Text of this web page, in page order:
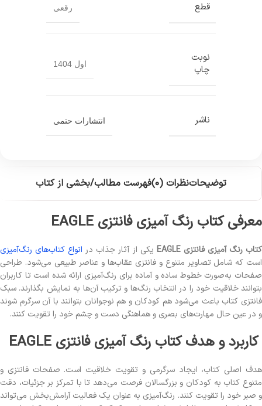
قطع رقعی
نوبت
چاپ
اول 1404
ناشر انتشارات حتمی
توضیحاتنظرات (0) فهرست مطالب/بخشی از کتاب
معرفی کتاب رنگ آمیزی فانتزی EAGLE
کتاب رنگ آمیزی فانتزی EAGLE یکی از آثار جذاب در انواع کتاب‌های رنگ‌آمیزی
است که شامل تصاویر متنوع و فانتزی عقاب‌ها و عناصر طبیعی می‌شود. طراحی
صفحات به‌صورت خطوط ساده و آماده برای رنگ‌آمیزی ارائه شده است تا کاربران
بتوانند خلاقیت خود را در انتخاب رنگ‌ها و ترکیب آن‌ها به نمایش بگذارند. سبک
فانتزی کتاب باعث می‌شود هم کودکان و هم نوجوانان بتوانند با آن سرگرم شوند
و در عین حال مهارت‌های بصری و هماهنگی دست و چشم خود را تقویت کنند.
کاربرد و هدف کتاب رنگ آمیزی فانتزی EAGLE
هدف اصلی کتاب، ایجاد سرگرمی و تقویت خلاقیت است. صفحات فانتزی و
متنوع کتاب به کودکان و بزرگسالان فرصت می‌دهد تا با تمرکز بر جزئیات، دقت
و صبر خود را تقویت کنند. رنگ‌آمیزی به عنوان یک فعالیت آرامش‌بخش می‌تواند